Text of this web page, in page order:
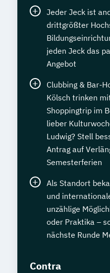
Jeder Jeck ist
drittgrößter
jeden Jeck das
Angebot
Clubbing & Bar-
Kölsch trinken
Shoppingtrip im
lieber
Ludwig? Stell
Antrag auf
Semesterferien
Als Standort
und
unzählige
oder Praktika –
nächste Runde
Contra